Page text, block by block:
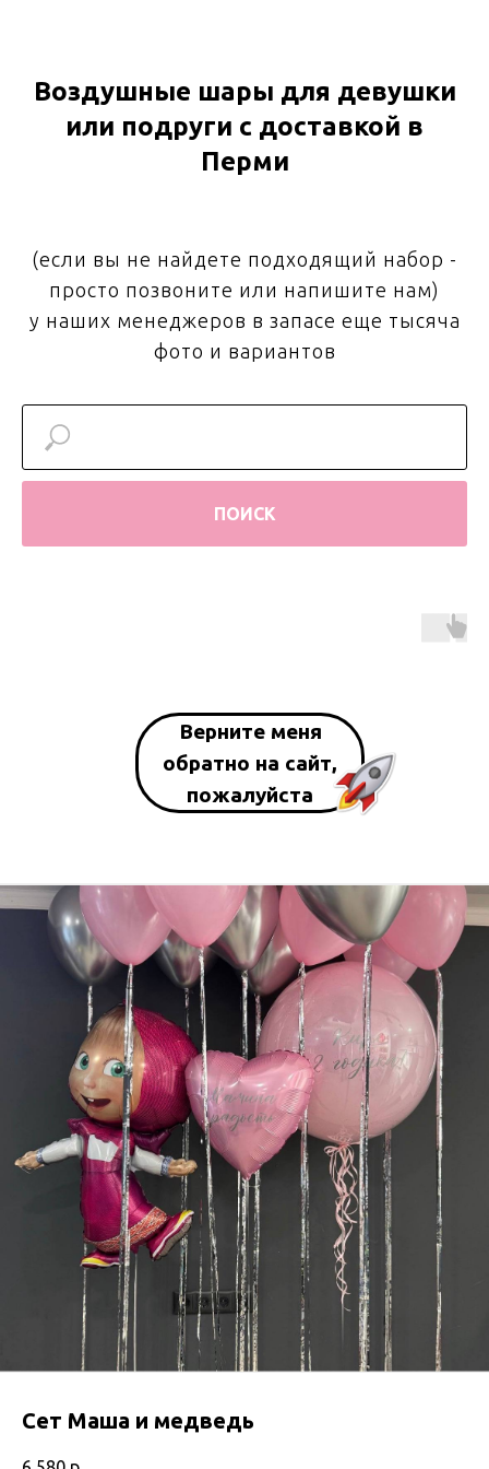
Воздушные шары для девушки
или подруги с доставкой в
Перми
(если вы не найдете подходящий набор -
просто позвоните или напишите нам)
у наших менеджеров в запасе еще тысяча
фото и вариантов
ПОИСК
Верните меня
обратно на сайт,
пожалуйста
Сет Маша и медведь